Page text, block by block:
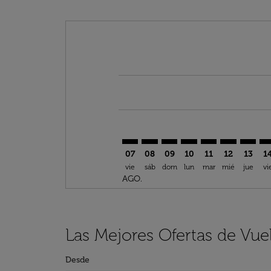
07
vie
AGO.
08
sáb
09
dom
10
lun
11
mar
12
mié
13
jue
Las Mejores Ofertas de
Desde